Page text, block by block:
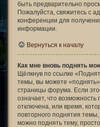
быть предварительно
Пожалуйста, свяжитесь с
конференции для
информации.
Вернуться к началу
Как мне вновь поднять
Щёлкнув по ссылке
темы, вы можете
страницы форума. Если
означает, что
отключена, или время,
повторного поднятия
можно поднять тему,